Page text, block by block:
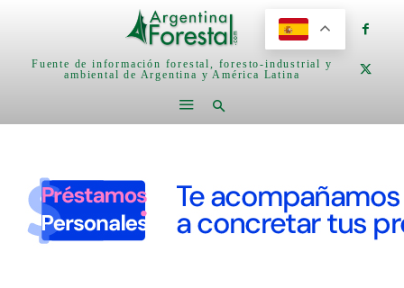
Fuente de información forestal, foresto-industrial y
ambiental de Argentina y América Latina